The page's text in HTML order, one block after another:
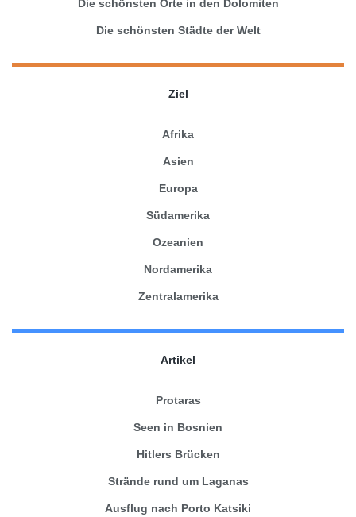
Die schönsten Orte in den Dolomiten
Die schönsten Städte der Welt
Ziel
Afrika
Asien
Europa
Südamerika
Ozeanien
Nordamerika
Zentralamerika
Artikel
Protaras
Seen in Bosnien
Hitlers Brücken
Strände rund um Laganas
Ausflug nach Porto Katsiki